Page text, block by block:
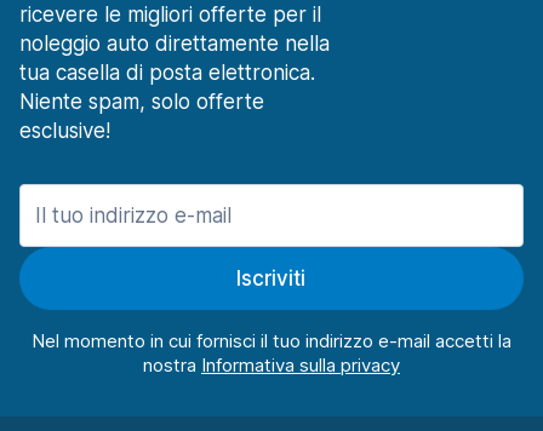
ricevere le migliori offerte per il
noleggio auto direttamente nella
tua casella di posta elettronica.
Niente spam, solo offerte
esclusive!
Iscriviti
Nel momento in cui fornisci il tuo indirizzo e-mail accetti la
nostra